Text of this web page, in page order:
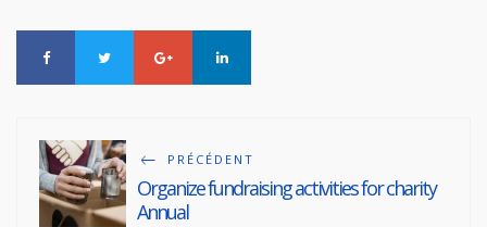
PRÉCÉDENT
Organize fundraising activities for charity
Annual